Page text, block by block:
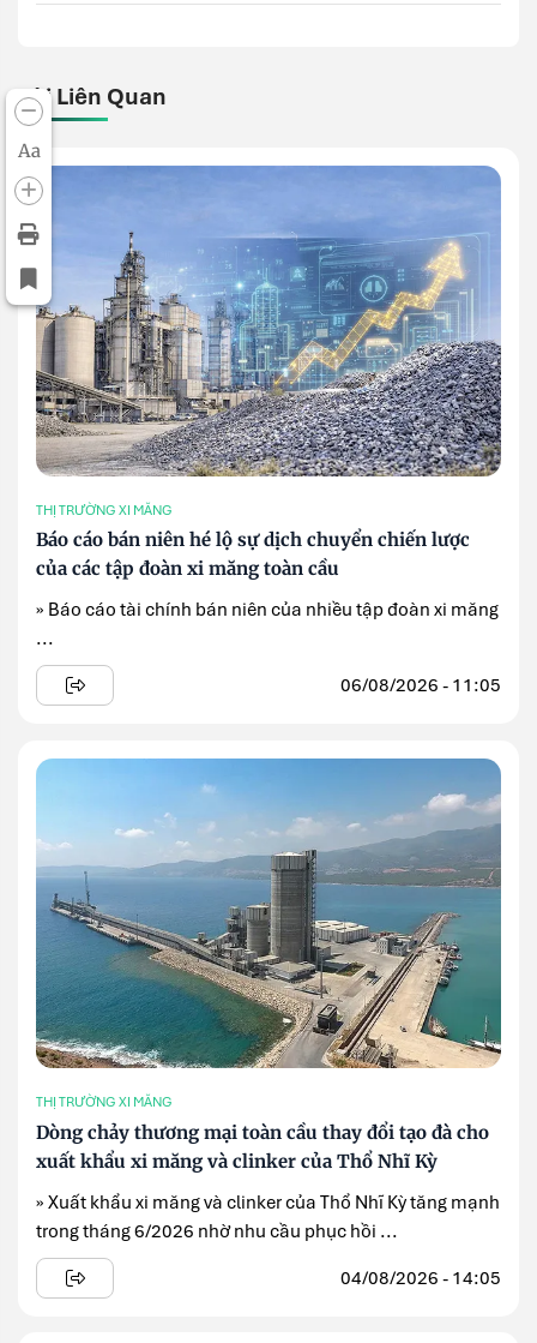
Aa
Bài Liên Quan
THỊ TRƯỜNG XI MĂNG
Báo cáo bán niên hé lộ sự dịch chuyển chiến lược
của các tập đoàn xi măng toàn cầu
» Báo cáo tài chính bán niên của nhiều tập đoàn xi măng
...
06/08/2026 - 11:05
THỊ TRƯỜNG XI MĂNG
Dòng chảy thương mại toàn cầu thay đổi tạo đà cho
xuất khẩu xi măng và clinker của Thổ Nhĩ Kỳ
» Xuất khẩu xi măng và clinker của Thổ Nhĩ Kỳ tăng mạnh
trong tháng 6/2026 nhờ nhu cầu phục hồi ...
04/08/2026 - 14:05